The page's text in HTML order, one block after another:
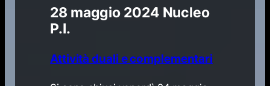
28 maggio 2024 Nucleo
P.I.
Attività duali e complementari